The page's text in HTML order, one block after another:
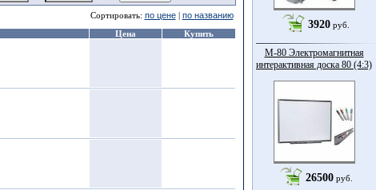
Сортировать: по цене| по названию
Цена Купить
3920 руб.
M-80 Электромагнитная
интерактивная доска 80 (4:3)
26500 руб.